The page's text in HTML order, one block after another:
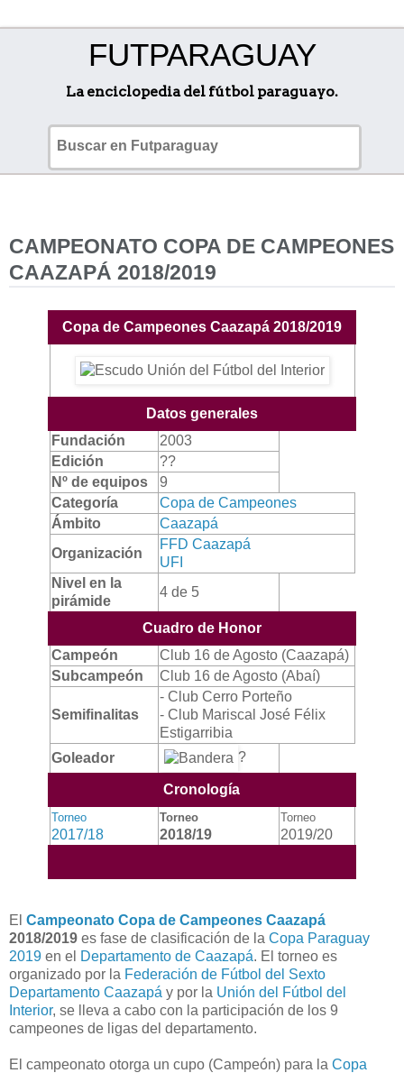
FUTPARAGUAY
La enciclopedia del fútbol paraguayo.
CAMPEONATO COPA DE CAMPEONES
CAAZAPÁ 2018/2019
Copa de Campeones Caazapá 2018/2019
Datos generales
Fundación
2003
Edición
??
Nº de equipos
9
Categoría
Copa de Campeones
Ámbito
Caazapá
Organización
FFD Caazapá
UFI
Nivel en la
pirámide
4 de 5
Cuadro de Honor
Campeón
Club 16 de Agosto (Caazapá)
Subcampeón
Club 16 de Agosto (Abaí)
Semifinalitas
- Club Cerro Porteño
- Club Mariscal José Félix
Estigarribia
Goleador
?
Cronología
Torneo
2017/18
Torneo
2018/19
Torneo
2019/20
El Campeonato Copa de Campeones Caazapá
2018/2019 es fase de clasificación de la Copa Paraguay
2019 en el Departamento de Caazapá. El torneo es
organizado por la Federación de Fútbol del Sexto
Departamento Caazapá y por la Unión del Fútbol del
Interior, se lleva a cabo con la participación de los 9
campeones de ligas del departamento.
El campeonato otorga un cupo (Campeón) para la Copa